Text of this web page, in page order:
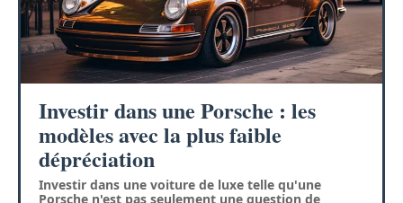
Investir dans une Porsche : les
modèles avec la plus faible
dépréciation
Investir dans une voiture de luxe telle qu'une
Porsche n'est pas seulement une question de